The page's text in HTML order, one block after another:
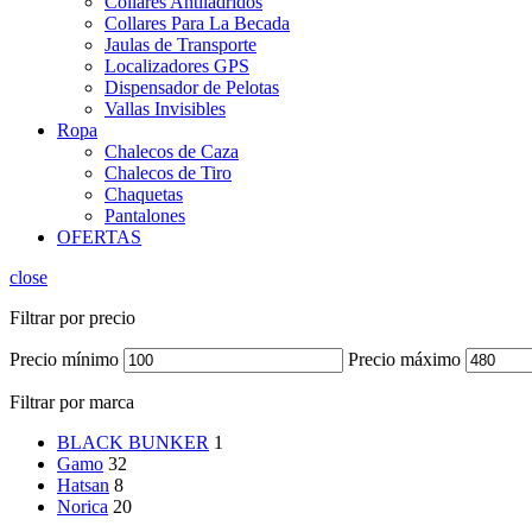
Collares Para La Becada
Jaulas de Transporte
Localizadores GPS
Dispensador de Pelotas
Vallas Invisibles
Ropa
Chalecos de Caza
Chalecos de Tiro
Chaquetas
Pantalones
OFERTAS
close
Filtrar por precio
Precio mínimo Precio máximo
Filtrar por marca
BLACK BUNKER 1
Gamo 32
Hatsan 8
Norica 20